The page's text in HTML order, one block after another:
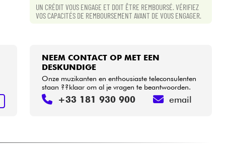
UN CRÉDIT VOUS ENGAGE ET DOIT ÊTRE REMBOURSÉ. VÉRIFIEZ
VOS CAPACITÉS DE REMBOURSEMENT AVANT DE VOUS ENGAGER.
NEEM CONTACT OP MET EEN
DESKUNDIGE
Onze muzikanten en enthousiaste teleconsulenten
staan ??klaar om al je vragen te beantwoorden.
+33 181 930 900 email